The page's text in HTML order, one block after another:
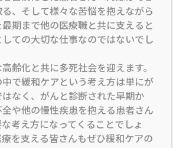
、そして様々な苦悩を抱えながら
期まで他の医療職と共に支えると
ての大切な仕事なのではないでし
齢化と共に多死社会を迎えます。
で緩和ケアという考え方は単にが
なく、がんと診断された早期か
や他の慢性疾患を抱える患者さん
考え方になってくることでしょ
を支える皆さんもぜひ緩和ケアの